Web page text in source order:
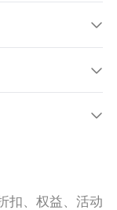
扣、权益、活动